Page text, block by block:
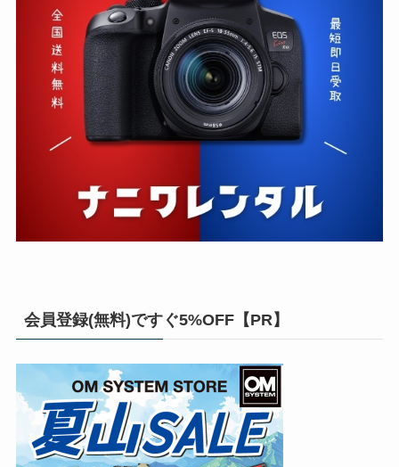
会員登録(無料)ですぐ5%OFF【PR】